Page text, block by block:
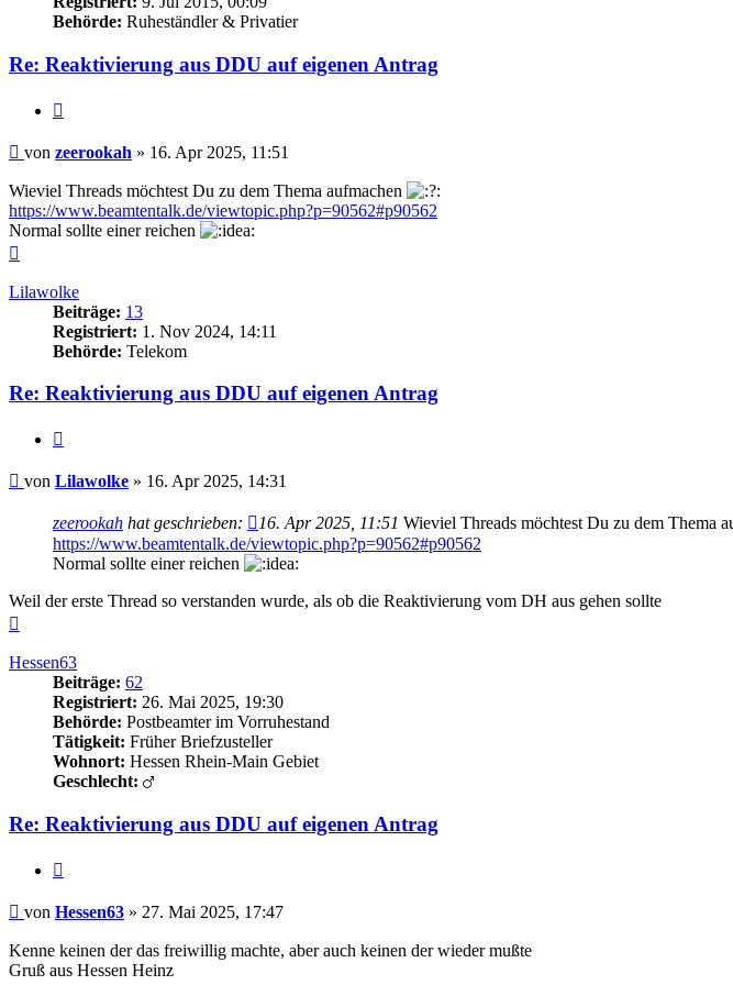
Behörde: Ruheständler & Privatier
Re: Reaktivierung aus DDU auf eigenen Antrag
Beitrag
von zeerookah » 16. Apr 2025, 11:51
Wieviel Threads möchtest Du zu dem Thema aufmachen
https://www.beamtentalk.de/viewtopic.php?p=90562#p90562
Normal sollte einer reichen
Lilawolke
Beiträge: 13
Registriert: 1. Nov 2024, 14:11
Behörde: Telekom
Re: Reaktivierung aus DDU auf eigenen Antrag
Beitrag
von Lilawolke » 16. Apr 2025, 14:31
zeerookah hat geschrieben: 16. Apr 2025, 11:51 Wieviel Threads möchtest Du zu dem Thema
https://www.beamtentalk.de/viewtopic.php?p=90562#p90562
Normal sollte einer reichen
Weil der erste Thread so verstanden wurde, als ob die Reaktivierung vom DH aus gehen sollte
Hessen63
Beiträge: 62
Registriert: 26. Mai 2025, 19:30
Behörde: Postbeamter im Vorruhestand
Tätigkeit: Früher Briefzusteller
Wohnort: Hessen Rhein-Main Gebiet
Geschlecht:
Re: Reaktivierung aus DDU auf eigenen Antrag
Beitrag
von Hessen63 » 27. Mai 2025, 17:47
Kenne keinen der das freiwillig machte, aber auch keinen der wieder mußte
Gruß aus Hessen Heinz